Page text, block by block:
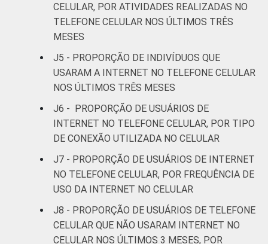
60 anos ou
mais
63 37
Renda
familiar
Até 1 SM 72 28
Mais de 1
82
Mais de 2
SM até 3 SM
88 12
Mais de 3
SM até 5 SM
93 6 0
Mais de 5
SM até 10
97 3
CELULAR, POR ATIVIDADES REALIZADAS NO
TELEFONE CELULAR NOS ÚLTIMOS TRÊS
MESES
J5 - PROPORÇÃO DE INDIVÍDUOS QUE
USARAM A INTERNET NO TELEFONE CELULAR
NOS ÚLTIMOS TRÊS MESES
J6 - PROPORÇÃO DE USUÁRIOS DE
INTERNET NO TELEFONE CELULAR, POR TIPO
DE CONEXÃO UTILIZADA NO CELULAR
J7 - PROPORÇÃO DE USUÁRIOS DE INTERNET
NO TELEFONE CELULAR, POR FREQUÊNCIA DE
USO DA INTERNET NO CELULAR
J8 - PROPORÇÃO DE USUÁRIOS DE TELEFONE
CELULAR QUE NÃO USARAM INTERNET NO
CELULAR NOS ÚLTIMOS 3 MESES, POR